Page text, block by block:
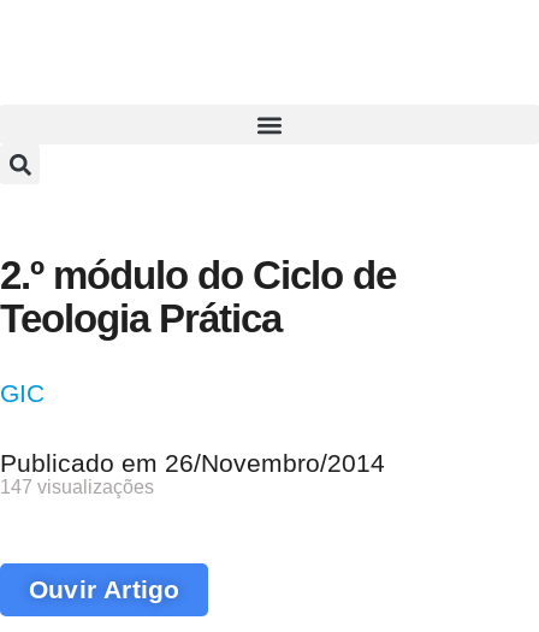
2.º módulo do Ciclo de
Teologia Prática
GIC
Publicado em 26/Novembro/2014
147 visualizações
Ouvir Artigo